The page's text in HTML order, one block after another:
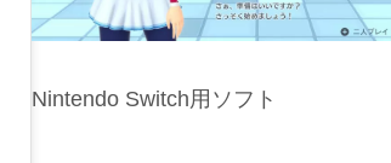
Nintendo Switch用ソフト